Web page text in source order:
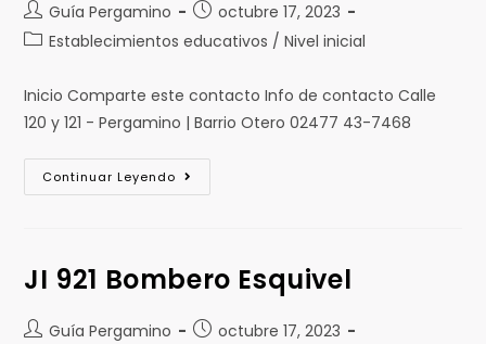
Guía Pergamino
octubre 17, 2023
Establecimientos educativos / Nivel inicial
Inicio Comparte este contacto Info de contacto Calle
120 y 121 - Pergamino | Barrio Otero 02477 43-7468
Continuar Leyendo
JI 921 Bombero Esquivel
Guía Pergamino
octubre 17, 2023